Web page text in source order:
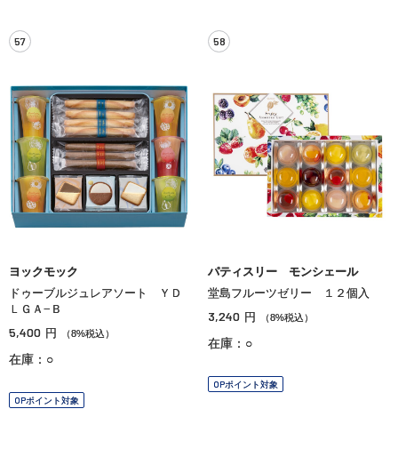
57
ヨックモック
ドゥーブルジュレアソート ＹＤ
ＬＧＡ−Ｂ
5,400 円 （8%税込）
在庫：○
OPポイント対象
58
パティスリー モンシェール
堂島フルーツゼリー １２個入
3,240 円 （8%税込）
在庫：○
OPポイント対象